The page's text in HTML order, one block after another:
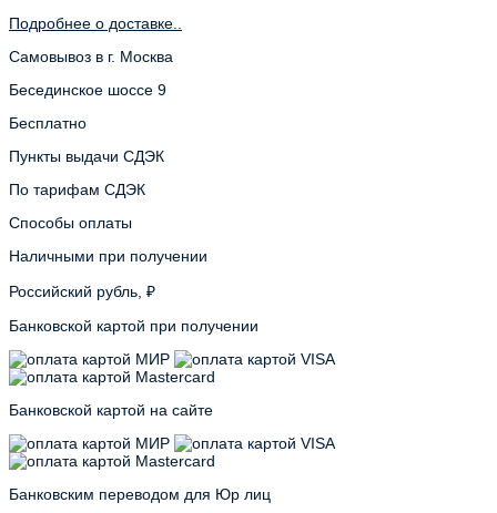
Подробнее о доставке..
Самовывоз в г. Москва
Бесединское шоссе 9
Бесплатно
Пункты выдачи СДЭК
По тарифам СДЭК
Способы оплаты
Наличными при получении
Российский рубль, ₽
Банковской картой при получении
Банковской картой на сайте
Банковским переводом для Юр лиц